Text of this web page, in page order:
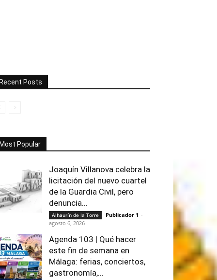
Posts
Popular
Joaquín Villanova celebra la
licitación del nuevo cuartel
de la Guardia Civil, pero
denuncia...
Alhaurín de la Torre Publicador 1 -
agosto 6, 2026
Agenda 103 | Qué hacer
este fin de semana en
Málaga: ferias, conciertos,
gastronomía,...